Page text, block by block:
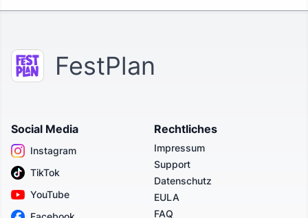
FestPlan
Social Media
Instagram
TikTok
YouTube
Rechtliches
Impressum
Support
Datenschutz
EULA
FAQ